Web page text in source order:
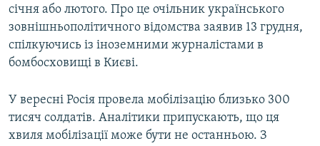
січня або лютого. Про це очільник українського
зовнішньополітичного відомства заявив 13 грудня,
спілкуючись із іноземними журналістами в
бомбосховищі в Києві.
У вересні Росія провела мобілізацію близько 300
тисяч солдатів. Аналітики припускають, що ця
хвиля мобілізації може бути не останньою. З